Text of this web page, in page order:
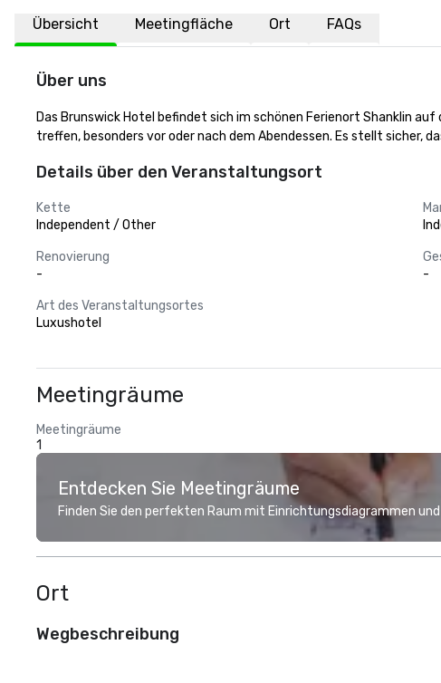
Übersicht Meetingfläche Ort FAQs
Über uns
Das Brunswick Hotel befindet sich im schönen Ferienort Shanklin
treffen, besonders vor oder nach dem Abendessen. Es stellt
Details über den Veranstaltungsort
Kette
Independent / Other
Renovierung
-
-
Art des Veranstaltungsortes
Luxushotel
Meetingräume
Meetingräume
1
Entdecken Sie Meetingräume
Finden Sie den perfekten Raum mit Einrichtungsdiagrammen
Ort
Wegbeschreibung